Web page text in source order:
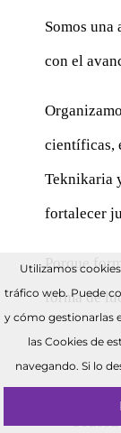
Somos
con el
científicas,
Teknikaria
fortalecer
Porque
forma de
Utilizamos
tráfico web. Puede
y cómo gestionarlas
las Cookies de
navegando. Si lo